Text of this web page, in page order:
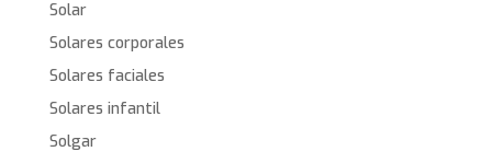
Solar
Solares corporales
Solares faciales
Solares infantil
Solgar